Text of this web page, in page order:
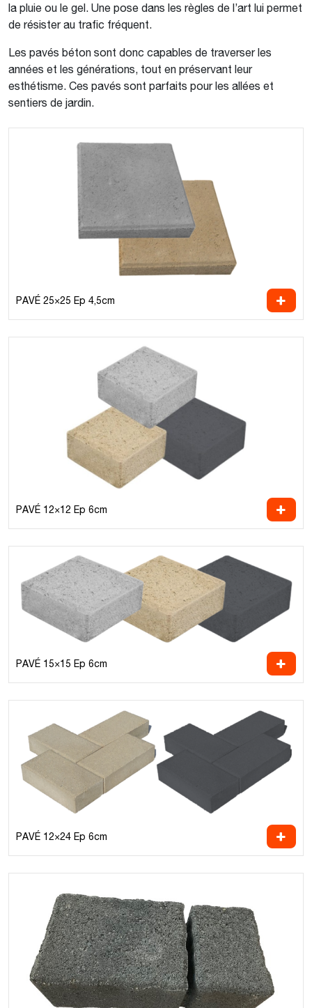
la pluie ou le gel. Une pose dans les règles de l’art lui permet
de résister au trafic fréquent.
Les pavés béton sont donc capables de traverser les
années et les générations, tout en préservant leur
esthétisme. Ces pavés sont parfaits pour les allées et
sentiers de jardin.
PAVÉ 25×25 Ep 4,5cm
PAVÉ 12×12 Ep 6cm
PAVÉ 15×15 Ep 6cm
PAVÉ 12×24 Ep 6cm